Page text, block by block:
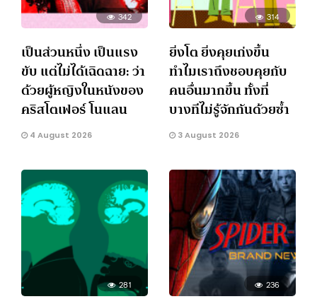
342
เป็นส่วนหนึ่ง เป็นแรง
ขับ แต่ไม่ได้เฉิดฉาย: ว่า
ด้วยผู้หญิงในหนังของ
คริสโตเฟอร์ โนแลน
4 August 2026
314
ยิ่งโต ยิ่งคุยเก่งขึ้น
ทำไมเราถึงชอบคุยกับ
คนอื่นมากขึ้น ทั้งที่
บางทีไม่รู้จักกันด้วยซ้ำ
3 August 2026
281 236